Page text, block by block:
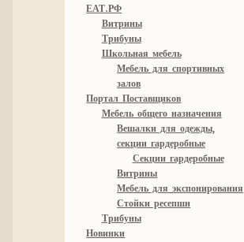
ЕАТ.РФ
Витрины
Трибуны
Школьная мебель
Мебель для спортивных
залов
Портал Поставщиков
Мебель общего назначения
Вешалки для одежды,
секции гардеробные
Секции гардеробные
Витрины
Мебель для экспонирования
Стойки ресепшн
Трибуны
Новинки